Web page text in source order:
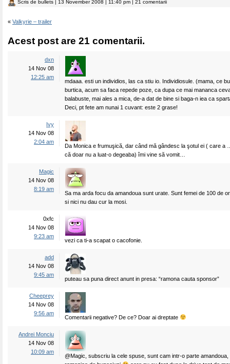
Scris de bullets | 13 November 2008 | 11:40 pm | 21 comentarii
« Valkyrie – trailer
Acest post are 21 comentarii.
dxn
14 Nov 08
12:25 am
mdaaa. esti un individios, las ca stiu io. Individiosule. (mama, ce
burtica, acum sa faca repede poze, ca dupa ce mai mananca
balabuste, mai ales a mica, de-a dat de bine si baga-n iea ca
Deci, pt fete am nunai 1 cuvant: este 2 grase!
Ivy
14 Nov 08
2:04 am
Da Monica e frumuşică, dar când mă gândesc la şotul ei ( care a
că doar nu a luat-o degeaba) îmi vine să vomit…
Magic
14 Nov 08
8:19 am
Sa ma arda focu da amandoua sunt urate. Sunt femei de 100 de
si nici nu dau cur la mosi.
0xfc
14 Nov 08
9:23 am
vezi ca ti-a scapat o cacofonie.
add
14 Nov 08
9:45 am
puteau sa puna direct anunt in presa: “ramona cauta sponsor”
Cheeprey
14 Nov 08
9:56 am
Comentarii negative? De ce? Doar ai dreptate
Andrei Monciu
14 Nov 08
10:09 am
@Magic, subscriu la cele spuse, sunt cam intr-o parte amandoua,